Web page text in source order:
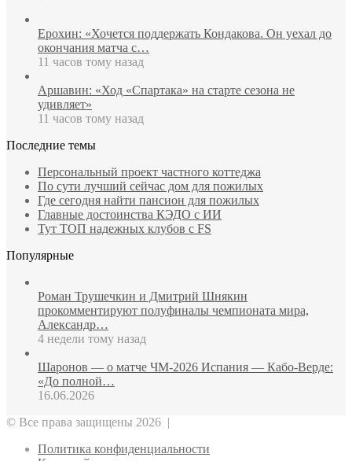
Ерохин: «Хочется поддержать Кондакова. Он уехал до
окончания матча с…
11 часов тому назад
Аршавин: «Ход «Спартака» на старте сезона не
удивляет»
11 часов тому назад
Последние темы
Персональный проект частного коттеджа
По сути лучший сейчас дом для пожилых
Где сегодня найти пансион для пожилых
Главные достоинства КЭДО с ИИ
Тут ТОП надежных клубов с FS
Популярные
Роман Трушечкин и Дмитрий Шнякин
прокомментируют полуфиналы чемпионата мира,
Александр…
4 недели тому назад
Шаронов — о матче ЧМ‑2026 Испания — Кабо‑Верде:
«До полной…
16.06.2026
© Все права защищены 2026 |
Политика конфиденциальности